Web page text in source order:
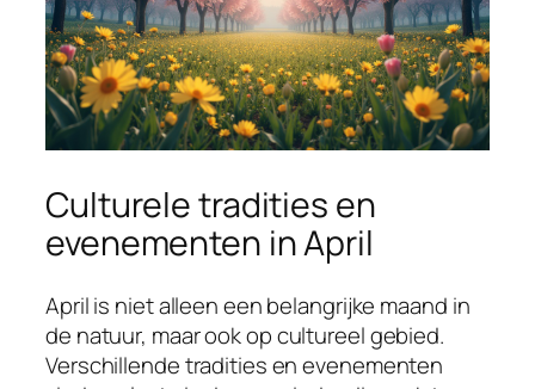
Culturele tradities en
evenementen in April
April is niet alleen een belangrijke maand in
de natuur, maar ook op cultureel gebied.
Verschillende tradities en evenementen